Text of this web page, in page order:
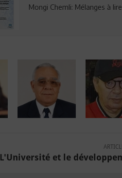
Mongi Chemli: Mélanges à lire
L'Université et le